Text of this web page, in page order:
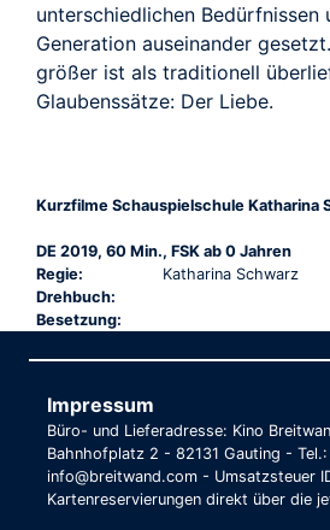
unterschiedlichen Bedürfnissen
Generation auseinander
größer ist als traditionell
Glaubenssätze: Der Liebe.
Kurzfilme Schauspielschule Katharina
DE 2019, 60 Min., FSK ab 0 Jahren
Regie:
Katharina Schwarz
Drehbuch:
Besetzung:
Impressum
Büro- und Lieferadresse: Kino
Bahnhofplatz 2 - 82131 Gauting -
info@breitwand.com - Umsatzsteuer
Kartenreservierungen direkt über die